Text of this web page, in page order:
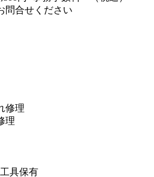
問合せください
理
具保有